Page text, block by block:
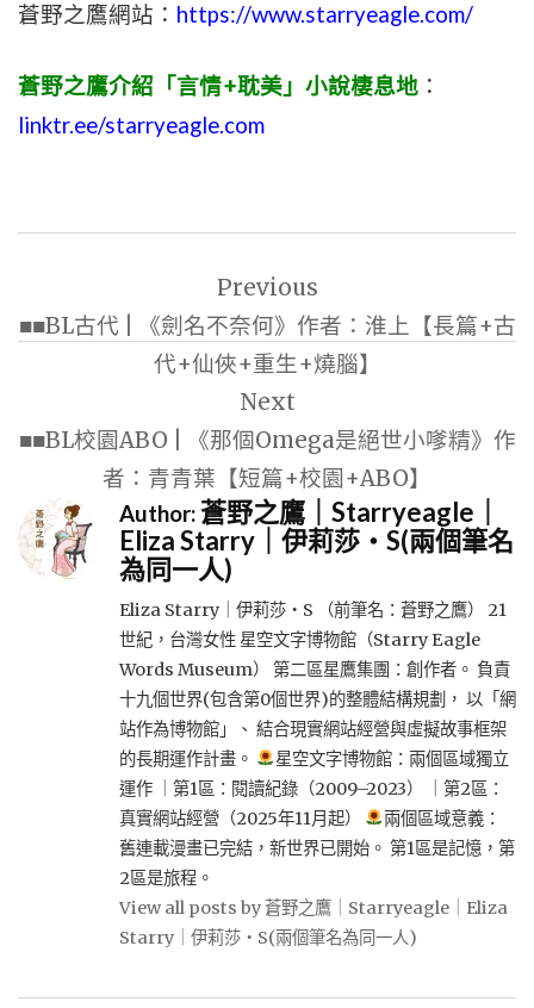
蒼野之鷹網站： https://www.starryeagle.com/
蒼野之鷹介紹「言情+耽美」小說棲息地 ：
linktr.ee/starryeagle.com
導
Previous
■■BL古代 | 《劍名不奈何》作者：淮上【長篇+古
代+仙俠+重生+燒腦】
Next
■■BL校園ABO | 《那個Omega是絕世小嗲精》作
者：青青葉【短篇+校園+ABO】
Author:蒼野之鷹｜Starryeagle｜
Eliza Starry｜伊莉莎・S(兩個筆名
為同一人)
Eliza Starry｜伊莉莎・S （前筆名：蒼野之鷹） 21
世紀，台灣女性 星空文字博物館（Starry Eagle
Words Museum） 第二區星鷹集團：創作者。 負責
十九個世界(包含第0個世界)的整體結構規劃， 以「網
站作為博物館」、 結合現實網站經營與虛擬故事框架
的長期運作計畫。
星空文字博物館：兩個區域獨立
運作 ｜第1區：閱讀紀錄（2009–2023） ｜第2區：
真實網站經營（2025年11月起）
兩個區域意義：
舊連載漫畫已完結，新世界已開始。 第1區是記憶，第
2區是旅程。
View all posts by 蒼野之鷹｜Starryeagle｜Eliza
Starry｜伊莉莎・S(兩個筆名為同一人)